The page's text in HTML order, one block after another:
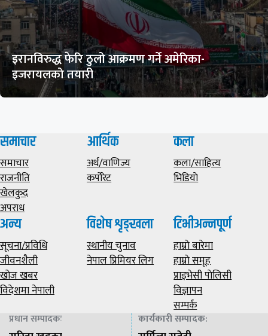
इरानविरुद्ध फेरि ठुलो आक्रमण गर्ने अमेरिका-
इजरायलको तयारी
समाचार
समाचार
राजनीति
खेलकुद
अपराध
आर्थिक
अर्थ/वाणिज्य
कर्पोरेट
कला
कला/साहित्य
भिडियाे
अन्य
सूचना/प्रविधि
जीवनशैली
खोज खबर
विदेशमा नेपाली
विशेष शृङ्खला
स्थानीय चुनाव
नेपाल प्रिमियर लिग
टिभीअन्नपूर्ण
हाम्राे बारेमा
हाम्राे समूह
प्राइभेसी पाेलिसी
विज्ञापन
सम्पर्क
प्रधान सम्पादकः कार्यकारी सम्पादक: